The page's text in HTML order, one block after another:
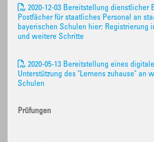
2020-12-03 Bereitstellung dienstlicher
Postfächer für staatliches Personal an
bayerischen Schulen hier: Registrierung
und weitere Schritte
2020-05-13 Bereitstellung eines
Unterstützung des "Lernens zuhause" an
Schulen
Prüfungen